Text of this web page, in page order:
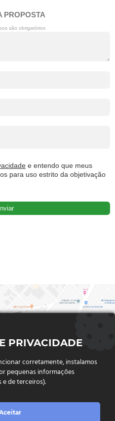
PROPOSTA
são obrigatórios
e entendo que meus
para uso estrito da objetivação
PRIVACIDADE
corretamente, instalamos
pequenas informações
de terceiros).